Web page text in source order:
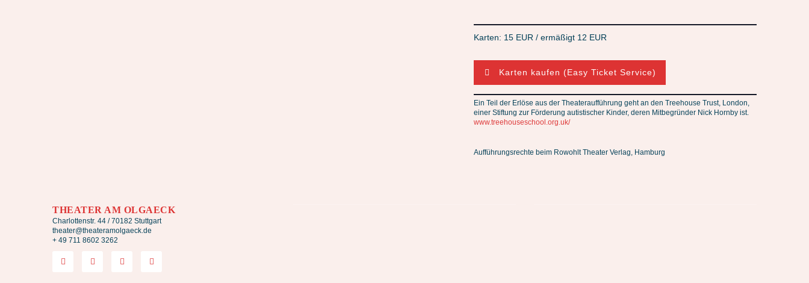
Karten: 15 EUR / ermäßigt 12 EUR
Karten kaufen (Easy Ticket Service)
Ein Teil der Erlöse aus der Theateraufführung geht an den Treehouse Trust, London,
einer Stiftung zur Förderung autistischer Kinder, deren Mitbegründer Nick Hornby ist.
www.treehouseschool.org.uk/
Aufführungsrechte beim Rowohlt Theater Verlag, Hamburg
THEATER AM OLGAECK
Charlottenstr. 44 / 70182 Stuttgart
theater@theateramolgaeck.de
+ 49 711 8602 3262